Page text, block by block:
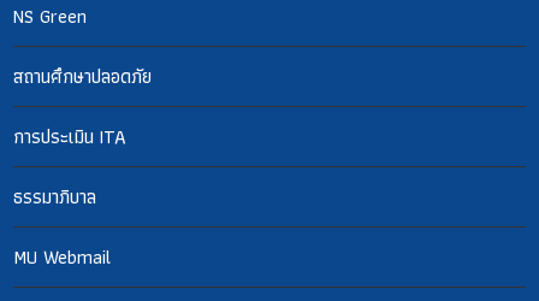
NS Green
สถานศึกษาปลอดภัย
การประเมิน ITA
ธรรมาภิบาล
MU Webmail